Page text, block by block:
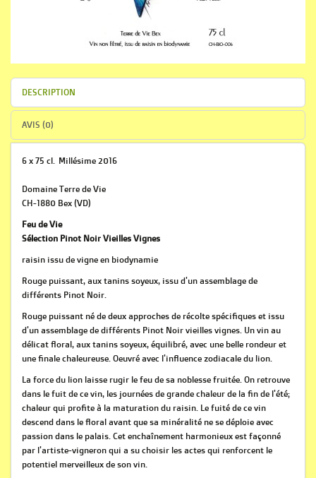
DESCRIPTION
AVIS (0)
6 x 75 cl. Millésime 2016
Domaine Terre de Vie
CH-1880 Bex (VD)
Feu de Vie
Sélection Pinot Noir Vieilles Vignes
raisin issu de vigne en biodynamie
Rouge puissant, aux tanins soyeux, issu d'un assemblage de
différents Pinot Noir.
Rouge puissant né de deux approches de récolte spécifiques et issu
d'un assemblage de différents Pinot Noir vieilles vignes. Un vin au
délicat floral, aux tanins soyeux, équilibré, avec une belle rondeur et
une finale chaleureuse. Oeuvré avec l'influence zodiacale du lion.
La force du lion laisse rugir le feu de sa noblesse fruitée. On retrouve
dans le fuit de ce vin, les journées de grande chaleur de la fin de l'été;
chaleur qui profite à la maturation du raisin. Le fuité de ce vin
descend dans le floral avant que sa minéralité ne se déploie avec
passion dans le palais. Cet enchaînement harmonieux est façonné
par l'artiste-vigneron qui a su choisir les actes qui renforcent le
potentiel merveilleux de son vin.